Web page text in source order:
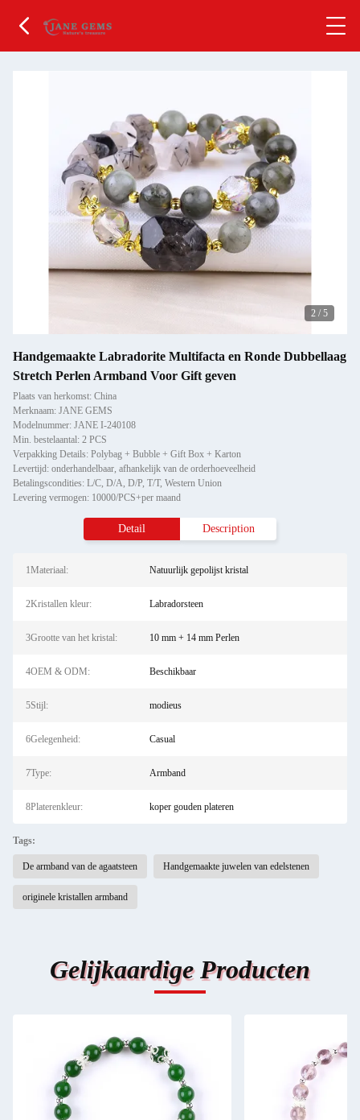
2 / 5
Handgemaakte Labradorite Multifacta en Ronde Dubbellaag
Stretch Perlen Armband Voor Gift geven
Plaats van herkomst: China
Merknaam: JANE GEMS
Modelnummer: JANE I-240108
Min. bestelaantal: 2 PCS
Verpakking Details: Polybag + Bubble + Gift Box + Karton
Levertijd: onderhandelbaar, afhankelijk van de orderhoeveelheid
Betalingscondities: L/C, D/A, D/P, T/T, Western Union
Levering vermogen: 10000/PCS+per maand
Detail Description
1Materiaal: Natuurlijk gepolijst kristal
2Kristallen kleur: Labradorsteen
3Grootte van het kristal: 10 mm + 14 mm Perlen
4OEM & ODM: Beschikbaar
5Stijl: modieus
6Gelegenheid: Casual
7Type: Armband
8Platerenkleur: koper gouden plateren
Tags:
De armband van de agaatsteen Handgemaakte juwelen van edelstenen
originele kristallen armband
Gelijkaardige Producten